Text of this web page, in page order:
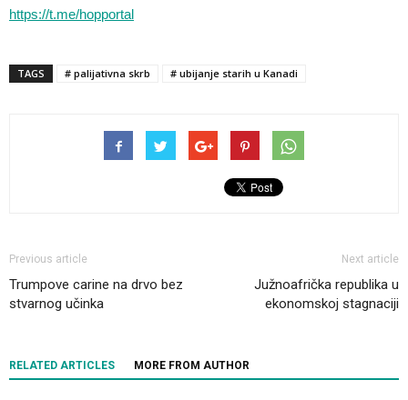
https://t.me/hopportal
TAGS # palijativna skrb # ubijanje starih u Kanadi
Previous article
Trumpove carine na drvo bez
stvarnog učinka
Next article
Južnoafrička republika u
ekonomskoj stagnaciji
RELATED ARTICLES MORE FROM AUTHOR